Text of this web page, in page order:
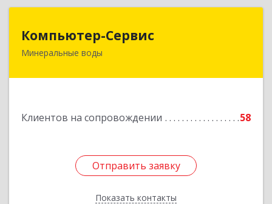
Компьютер-Сервис
Минеральные воды
Клиентов на сопровождении 58
Отправить заявку
Показать контакты
357202, Ставропольский край, Минеральные
Отправить заявку
Назад